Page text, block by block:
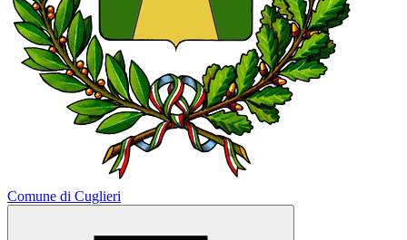
Comune di Cuglieri